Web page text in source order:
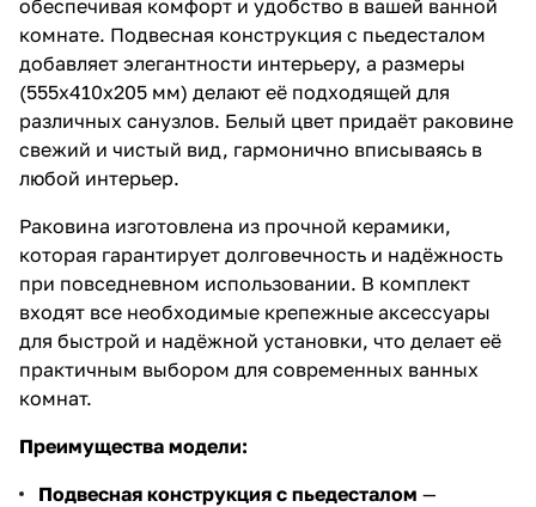
обеспечивая комфорт и удобство в вашей ванной
комнате. Подвесная конструкция с пьедесталом
добавляет элегантности интерьеру, а размеры
(555x410x205 мм) делают её подходящей для
различных санузлов. Белый цвет придаёт раковине
свежий и чистый вид, гармонично вписываясь в
любой интерьер.
Раковина изготовлена из прочной керамики,
которая гарантирует долговечность и надёжность
при повседневном использовании. В комплект
входят все необходимые крепежные аксессуары
для быстрой и надёжной установки, что делает её
практичным выбором для современных ванных
комнат.
Преимущества модели:
Подвесная конструкция с пьедесталом —